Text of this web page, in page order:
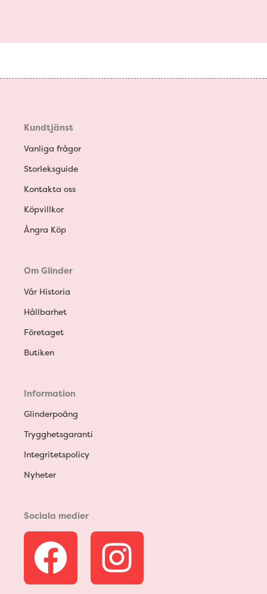
Kundtjänst
Vanliga frågor
Storleksguide
Kontakta oss
Köpvillkor
Ångra Köp
Om Glinder
Vår Historia
Hållbarhet
Företaget
Butiken
Information
Glinderpoäng
Trygghetsgaranti
Integritetspolicy
Nyheter
Sociala medier
F
a
I
n